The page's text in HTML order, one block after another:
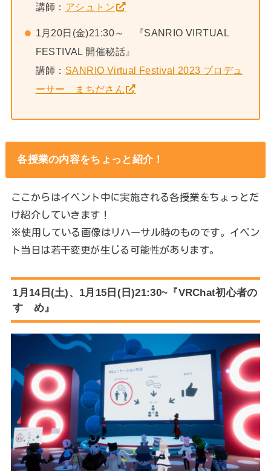
講師： アシュトン
1月20日(金)21:30～ 『SANRIO VIRTUAL
FESTIVAL 開催秘話』
講師： SANRIO Virtual Festival 2023 プロデュ
ーサー まちださん
各授業の内容をちょっと紹介！
ここからはイベント中に実施される各授業をちょっとだ
け紹介していきます！
※使用している画像はリハーサル時のものです。イベン
ト当日は若干変更が生じる可能性があります。
1月14日(土)、1月15日(日)21:30~『VRChat初心者の
すゝめ』